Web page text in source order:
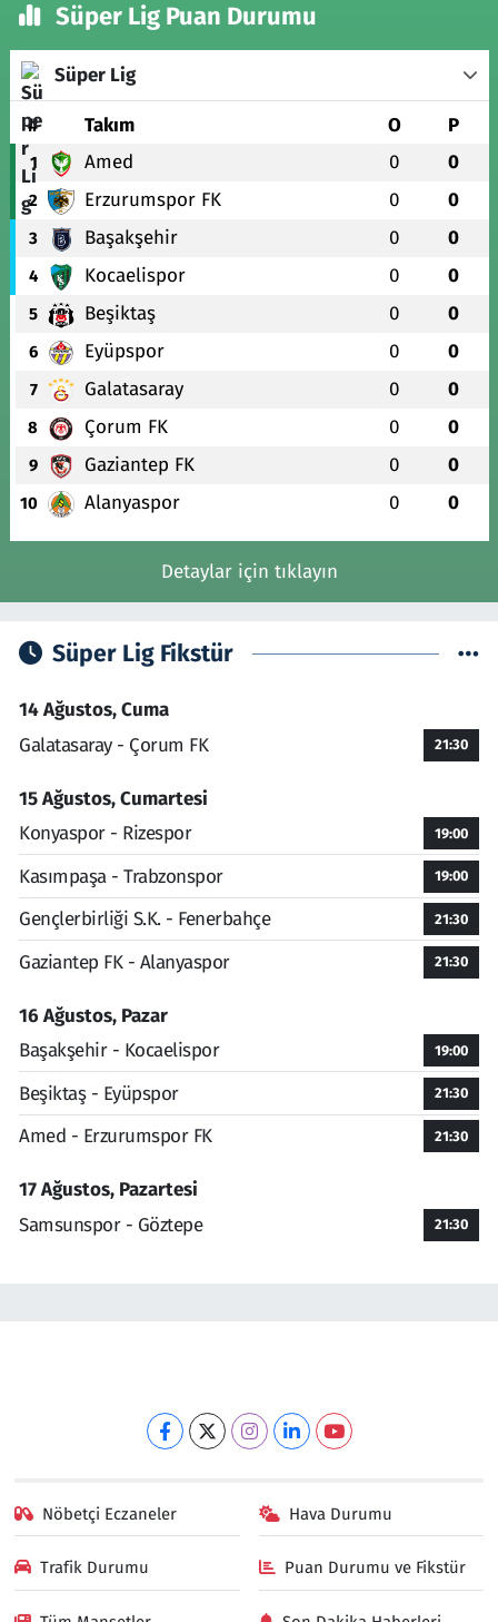
Süper Lig Puan Durumu
Süper Lig
# Takım O P
1 Amed 0 0
2 Erzurumspor FK 0 0
3 Başakşehir 0 0
4 Kocaelispor 0 0
5 Beşiktaş 0 0
6 Eyüpspor 0 0
7 Galatasaray 0 0
8 Çorum FK 0 0
9 Gaziantep FK 0 0
10 Alanyaspor 0 0
Detaylar için tıklayın
Süper Lig Fikstür
14 Ağustos, Cuma
Galatasaray - Çorum FK
21:30
15 Ağustos, Cumartesi
Konyaspor - Rizespor
19:00
Kasımpaşa - Trabzonspor 19:00
Gençlerbirliği S.K. - Fenerbahçe 21:30
Gaziantep FK - Alanyaspor 21:30
16 Ağustos, Pazar
Başakşehir - Kocaelispor
19:00
Beşiktaş - Eyüpspor 21:30
Amed - Erzurumspor FK 21:30
17 Ağustos, Pazartesi
Samsunspor - Göztepe
21:30
Nöbetçi Eczaneler Hava Durumu
Trafik Durumu Puan Durumu ve Fikstür